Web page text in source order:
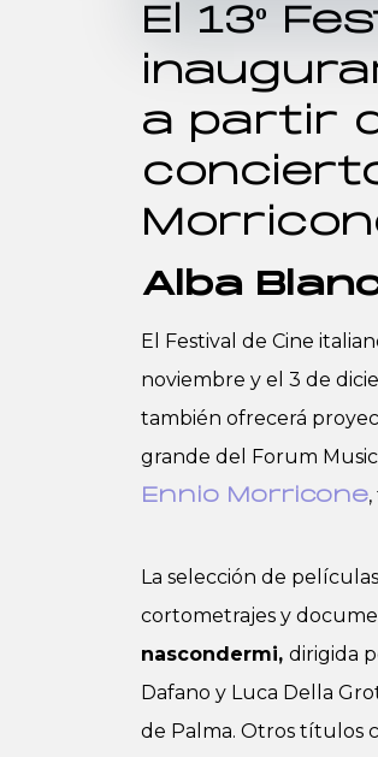
El 13º
a partir
Alba
El Festival de Cine
noviembre y el 3 de
también ofrecerá
grande del Forum
Ennio Morricone
La selección de
cortometrajes y
nascondermi, dirigida
Dafano y Luca Della
de Palma. Otros títulos